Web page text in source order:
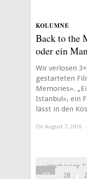
KOLUMNE
Back to the
oder ein
Wir verlosen
gestarteten
Memories».
Istanbul», ein
lässt in den
On August 7, 2016 /
« Vorherige
27
28